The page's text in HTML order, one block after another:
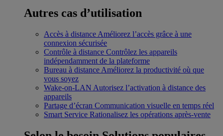
Autres cas d’utilisation
Accès à distance Améliorez l’accès grâce à une
connexion sécurisée
Contrôle à distance Contrôlez les appareils
indépendamment de la plateforme
Bureau à distance Améliorez la productivité où que
vous soyez
Wake-on-LAN Autorisez l’activation à distance des
appareils
Partage d’écran Communication visuelle en temps réel
Smart Service Rationalisez les opérations après-vente